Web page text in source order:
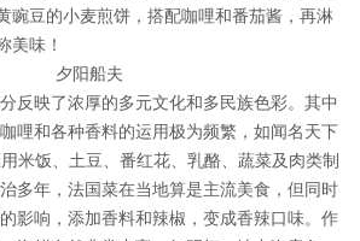
豌豆的小麦煎饼，搭配咖哩和番茄酱，再淋
美味！
夕阳船夫
映了浓厚的多元文化和多民族色彩。其中
哩和各种香料的运用极为频繁，如闻名天下
米饭、土豆、番红花、乳酪、蔬菜及肉类制
多年，法国菜在当地算是主流美食，但同时
影响，添加香料和辣椒，变成香辣口味。作